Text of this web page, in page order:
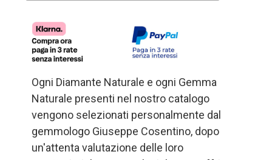
Ogni Diamante Naturale e ogni Gemma
Naturale presenti nel nostro catalogo
vengono selezionati personalmente dal
gemmologo Giuseppe Cosentino, dopo
un'attenta valutazione delle loro